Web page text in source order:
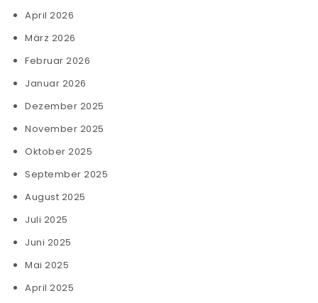
April 2026
März 2026
Februar 2026
Januar 2026
Dezember 2025
November 2025
Oktober 2025
September 2025
August 2025
Juli 2025
Juni 2025
Mai 2025
April 2025